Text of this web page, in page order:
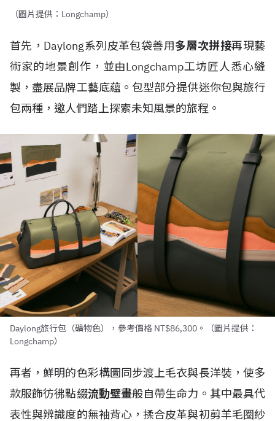
（圖片提供：Longchamp）
首先，Daylong系列皮革包袋善用多層次拼接再現藝
術家的地景創作，並由Longchamp工坊匠人悉心縫
製，盡展品牌工藝底蘊。包型部分提供迷你包與旅行
包兩種，邀人們踏上探索未知風景的旅程。
Daylong旅行包（礦物色），參考價格 NT$86,300。（圖片提供：
Longchamp）
再者，鮮明的色彩構圖同步渡上毛衣與長洋裝，使多
款服飾彷彿點綴流動壁畫般自帶生命力。其中最具代
表性與辨識度的無袖背心，揉合皮革與初剪羊毛圈紗